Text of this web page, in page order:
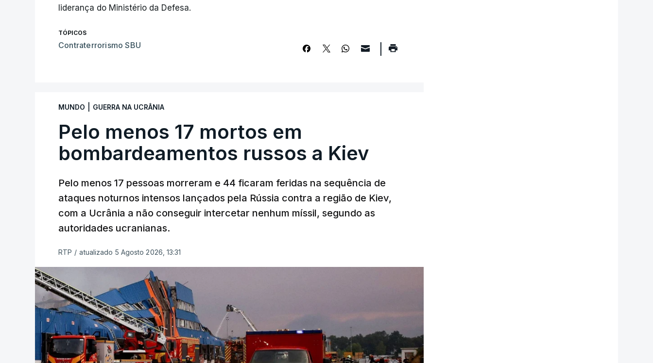
liderança do Ministério da Defesa.
TÓPICOS
Contraterrorismo SBU
MUNDO GUERRA NA UCRÂNIA
Pelo menos 17 mortos em
bombardeamentos russos a Kiev
Pelo menos 17 pessoas morreram e 44 ficaram feridas na sequência de
ataques noturnos intensos lançados pela Rússia contra a região de Kiev,
com a Ucrânia a não conseguir intercetar nenhum míssil, segundo as
autoridades ucranianas.
RTP / atualizado 5 Agosto 2026, 13:31